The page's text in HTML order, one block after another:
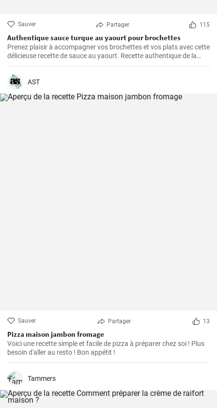
Sauver Partager 115
Authentique sauce turque au yaourt pour brochettes
Prenez plaisir à accompagner vos brochettes et vos plats avec cette
délicieuse recette de sauce au yaourt. Recette authentique de la
cuisine turque.
AST
Sauver Partager 13
Pizza maison jambon fromage
Voici une recette simple et facile de pizza à préparer chez soi ! Plus
besoin d'aller au resto ! Bon appétit !
Tammers